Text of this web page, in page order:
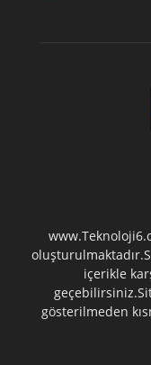
içerikle
gösterilmeden